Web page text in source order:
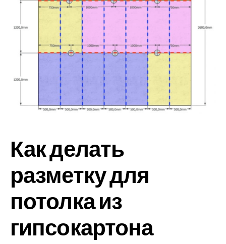
Как делать
разметку для
потолка из
гипсокартона